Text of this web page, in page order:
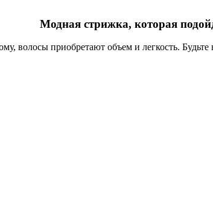
Модная стрижка, которая
волосы приобретают объем и легкость.